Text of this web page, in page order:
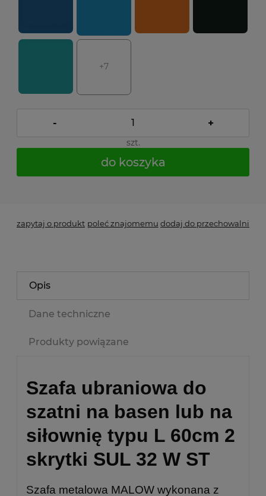
+7
- +
szt.
do koszyka
zapytaj o produkt poleć znajomemu dodaj do przechowalni
Opis
Dane techniczne
Produkty powiązane
Szafa ubraniowa do
szatni na basen lub na
siłownię typu L 60cm 2
skrytki SUL 32 W ST
Szafa metalowa MALOW wykonana z